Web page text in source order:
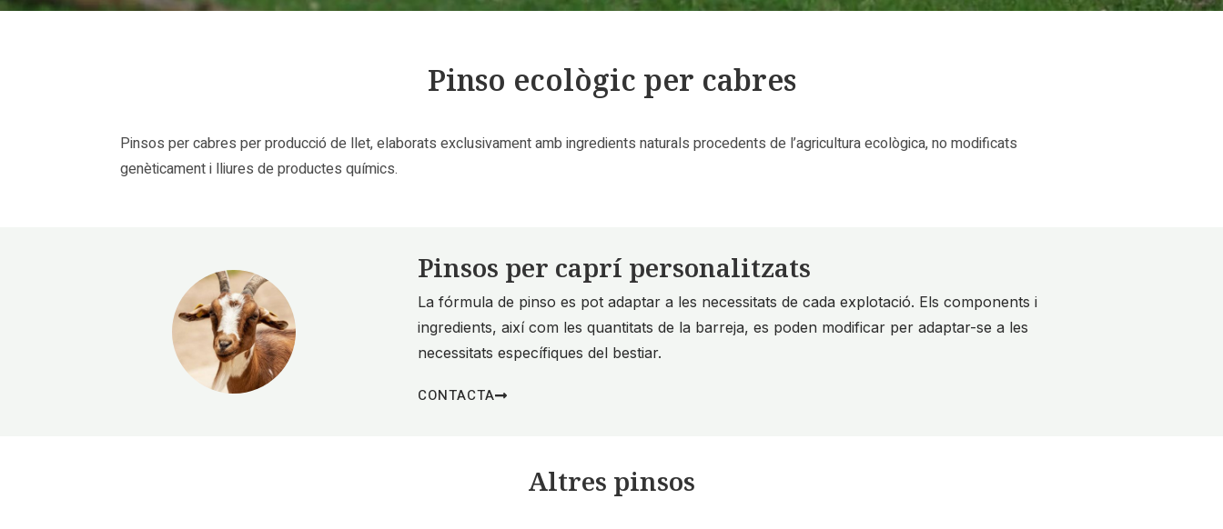
Pinso ecològic per cabres
Pinsos per cabres per producció de llet, elaborats exclusivament amb ingredients naturals procedents de l’agricultura ecològica, no modificats
genèticament i lliures de productes químics.
Pinsos per caprí personalitzats
La fórmula de pinso es pot adaptar a les necessitats de cada explotació. Els components i
ingredients, així com les quantitats de la barreja, es poden modificar per adaptar-se a les
necessitats específiques del bestiar.
CONTACTA
Altres pinsos